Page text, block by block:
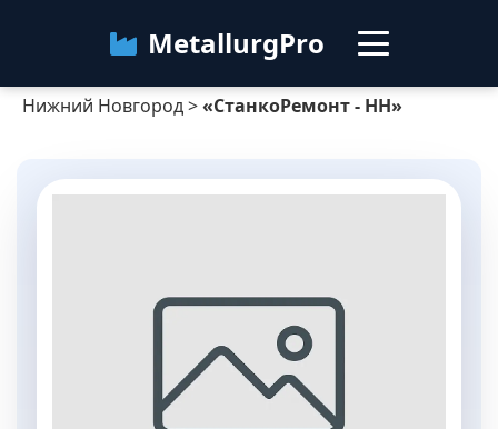
MetallurgPro
Нижний Новгород
Категории
Контакты
Нижний Новгород>«СтанкоРемонт - НН»